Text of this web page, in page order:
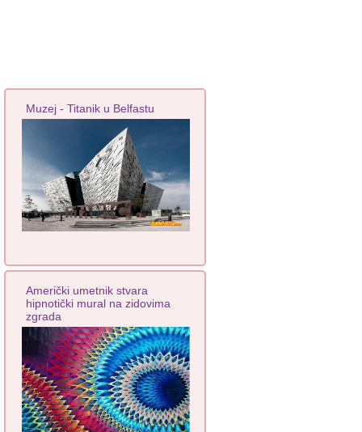
Muzej - Titanik u Belfastu
Američki umetnik stvara
hipnotički mural na zidovima
zgrada